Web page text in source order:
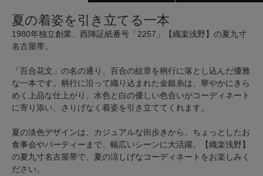
夏の着姿を引き立てる一本
1980年独立創業、西陣証紙番号「2257」【織楽浅野】の夏九寸
名古屋帯。
「百合花文」の名の通り、百合の紋章を柄行に落とし込んだ優雅
な一本です。柄行に沿って織り込まれた金銀糸は、華やかにきら
めく上品な仕上がり。水色と白の優しい色合いがコーディネート
に寄り添い、さりげなく着姿を引き立ててくれます。
夏の淡色デザインは、カジュアルな街歩きから、ちょっとしたお
食事会やパーティーまで、幅広いシーンに大活躍。【織楽浅野】
の夏九寸名古屋帯で、夏の涼しげなコーディネートをお楽しみく
ださい。